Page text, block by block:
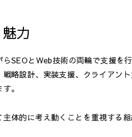
力
らSEOとWeb技術の両輪で支援を
戦略設計、実装支援、クライアン
。
主体的に考え動くことを重視する